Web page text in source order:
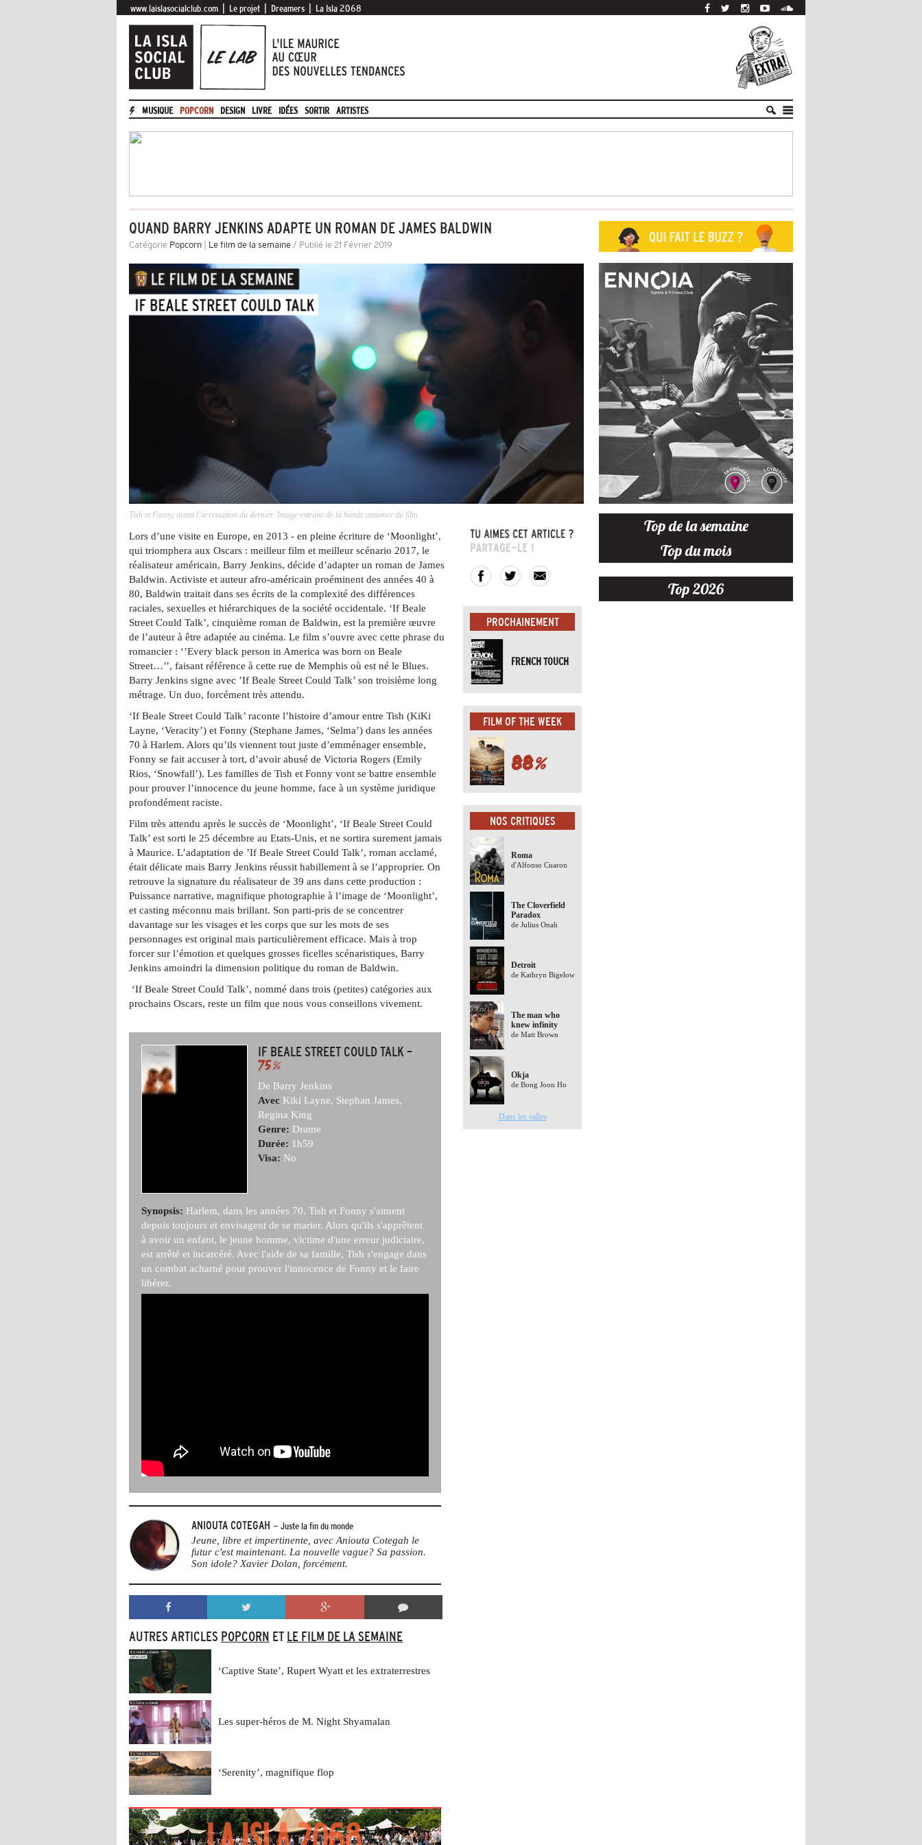
www.laislasocialclub.com Le projet Dreamers La Isla 2068
MUSIQUE POPCORN DESIGN LIVRE IDÉES SORTIR ARTISTES
QUAND BARRY JENKINS ADAPTE UN ROMAN DE JAMES BALDWIN
Catégorie Popcorn Le film de la semaine / Publié le 21 Février 2019
Tish et Fonny, avant l’arrestation du dernier. Image extraite de la bande annonce du film.
Lors d’une visite en Europe, en 2013 - en pleine écriture de ‘Moonlight’,
qui triomphera aux Oscars : meilleur film et meilleur scénario 2017, le
réalisateur américain, Barry Jenkins, décide d’adapter un roman de James
Baldwin. Activiste et auteur afro-américain proéminent des années 40 à
80, Baldwin traitait dans ses écrits de la complexité des différences
raciales, sexuelles et hiérarchiques de la société occidentale. ‘If Beale
Street Could Talk’, cinquième roman de Baldwin, est la première œuvre
de l’auteur à être adaptée au cinéma. Le film s’ouvre avec cette phrase du
romancier : ‘’Every black person in America was born on Beale
Street…’’, faisant référence à cette rue de Memphis où est né le Blues.
Barry Jenkins signe avec ’If Beale Street Could Talk’ son troisième long
métrage. Un duo, forcément très attendu.
‘If Beale Street Could Talk’ raconte l’histoire d’amour entre Tish (KiKi
Layne, ‘Veracity’) et Fonny (Stephane James, ‘Selma’) dans les années
70 à Harlem. Alors qu’ils viennent tout juste d’emménager ensemble,
Fonny se fait accuser à tort, d’avoir abusé de Victoria Rogers (Emily
Rios, ‘Snowfall’). Les familles de Tish et Fonny vont se battre ensemble
pour prouver l’innocence du jeune homme, face à un système juridique
profondément raciste.
Film très attendu après le succès de ‘Moonlight’, ‘If Beale Street Could
Talk’ est sorti le 25 décembre au Etats-Unis, et ne sortira surement jamais
à Maurice. L’adaptation de ’If Beale Street Could Talk’, roman acclamé,
était délicate mais Barry Jenkins réussit habillement à se l’approprier. On
retrouve la signature du réalisateur de 39 ans dans cette production :
Puissance narrative, magnifique photographie à l’image de ‘Moonlight’,
et casting méconnu mais brillant. Son parti-pris de se concentrer
davantage sur les visages et les corps que sur les mots de ses
personnages est original mais particulièrement efficace. Mais à trop
forcer sur l’émotion et quelques grosses ficelles scénaristiques, Barry
Jenkins amoindri la dimension politique du roman de Baldwin.
‘If Beale Street Could Talk’, nommé dans trois (petites) catégories aux
prochains Oscars, reste un film que nous vous conseillons vivement.
IF BEALE STREET COULD TALK –
75%
De Barry Jenkins
Avec Kiki Layne, Stephan James,
Regina King
Genre: Drame
Durée: 1h59
Visa: No
Synopsis: Harlem, dans les années 70. Tish et Fonny s'aiment
depuis toujours et envisagent de se marier. Alors qu'ils s'apprêtent
à avoir un enfant, le jeune homme, victime d'une erreur judiciaire,
est arrêté et incarcéré. Avec l'aide de sa famille, Tish s'engage dans
un combat acharné pour prouver l'innocence de Fonny et le faire
libérer.
ANIOUTA COTEGAH - Juste la fin du monde
Jeune, libre et impertinente, avec Aniouta Cotegah le
futur c'est maintenant. La nouvelle vague? Sa passion.
Son idole? Xavier Dolan, forcément.
AUTRES ARTICLES POPCORN ET LE FILM DE LA SEMAINE
‘Captive State’, Rupert Wyatt et les extraterrestres
Les super-héros de M. Night Shyamalan
‘Serenity’, magnifique flop
PROCHAINEMENT
FRENCH TOUCH
FILM OF THE WEEK
88%
NOS CRITIQUES
Roma
d'Alfonso Cuaron
The Cloverfield
Paradox
de Julius Onah
Detroit
de Kathryn Bigelow
The man who
knew infinity
de Matt Brown
Okja
de Bong Joon Ho
Dans les salles
Top de la semaine
Top du mois
Top 2026